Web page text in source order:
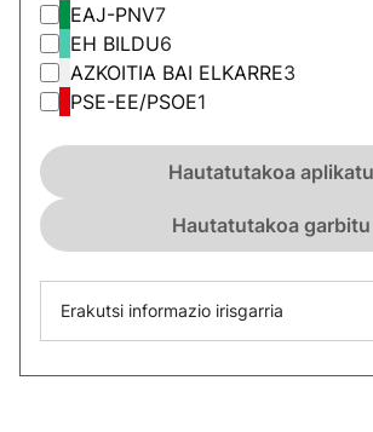
EAJ-PNV7
EH BILDU6
AZKOITIA BAI ELKARRE3
PSE-EE/PSOE1
Hautatutakoa aplikatu
Hautatutakoa garbitu
Erakutsi informazio irisgarria